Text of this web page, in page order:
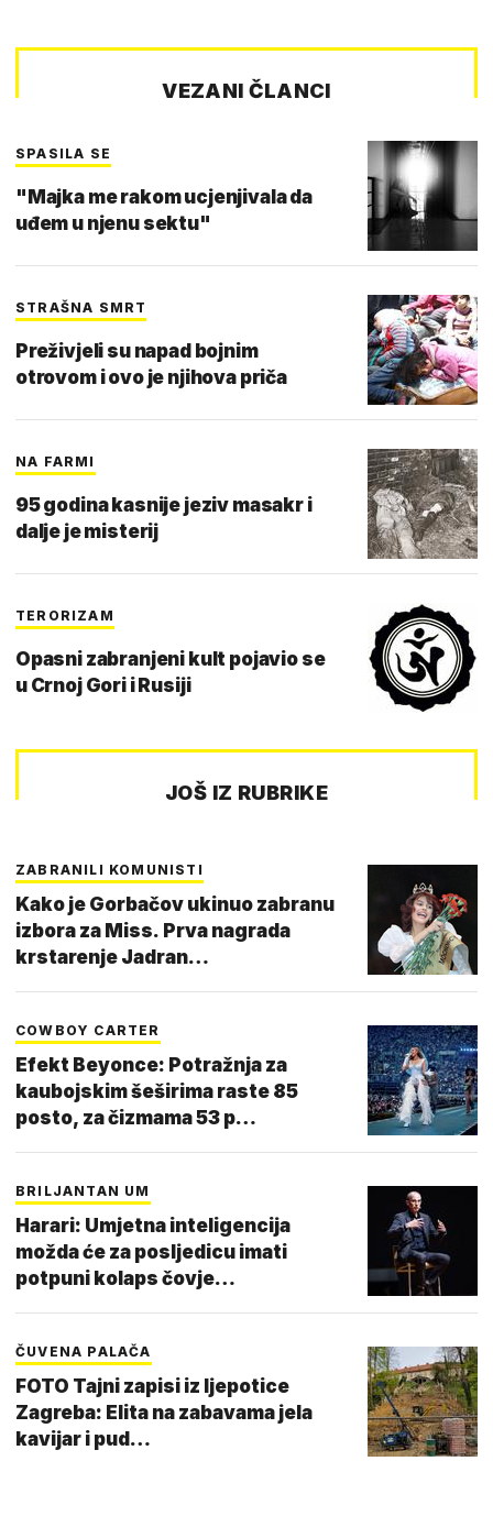
VEZANI ČLANCI
SPASILA SE
"Majka me rakom ucjenjivala da
uđem u njenu sektu"
STRAŠNA SMRT
Preživjeli su napad bojnim
otrovom i ovo je njihova priča
NA FARMI
95 godina kasnije jeziv masakr i
dalje je misterij
TERORIZAM
Opasni zabranjeni kult pojavio se
u Crnoj Gori i Rusiji
JOŠ IZ RUBRIKE
ZABRANILI KOMUNISTI
Kako je Gorbačov ukinuo zabranu
izbora za Miss. Prva nagrada
krstarenje Jadran…
COWBOY CARTER
Efekt Beyonce: Potražnja za
kaubojskim šeširima raste 85
posto, za čizmama 53 p…
BRILJANTAN UM
Harari: Umjetna inteligencija
možda će za posljedicu imati
potpuni kolaps čovje…
ČUVENA PALAČA
FOTO Tajni zapisi iz ljepotice
Zagreba: Elita na zabavama jela
kavijar i pud…